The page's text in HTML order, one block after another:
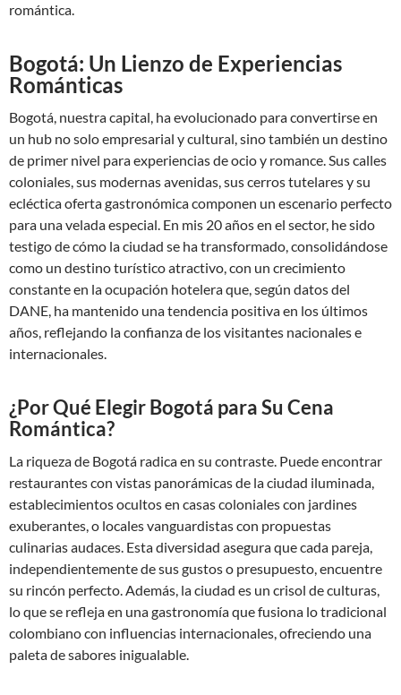
romántica.
Bogotá: Un Lienzo de Experiencias
Románticas
Bogotá, nuestra capital, ha evolucionado para convertirse en
un hub no solo empresarial y cultural, sino también un destino
de primer nivel para experiencias de ocio y romance. Sus calles
coloniales, sus modernas avenidas, sus cerros tutelares y su
ecléctica oferta gastronómica componen un escenario perfecto
para una velada especial. En mis 20 años en el sector, he sido
testigo de cómo la ciudad se ha transformado, consolidándose
como un destino turístico atractivo, con un crecimiento
constante en la ocupación hotelera que, según datos del
DANE, ha mantenido una tendencia positiva en los últimos
años, reflejando la confianza de los visitantes nacionales e
internacionales.
¿Por Qué Elegir Bogotá para Su Cena
Romántica?
La riqueza de Bogotá radica en su contraste. Puede encontrar
restaurantes con vistas panorámicas de la ciudad iluminada,
establecimientos ocultos en casas coloniales con jardines
exuberantes, o locales vanguardistas con propuestas
culinarias audaces. Esta diversidad asegura que cada pareja,
independientemente de sus gustos o presupuesto, encuentre
su rincón perfecto. Además, la ciudad es un crisol de culturas,
lo que se refleja en una gastronomía que fusiona lo tradicional
colombiano con influencias internacionales, ofreciendo una
paleta de sabores inigualable.